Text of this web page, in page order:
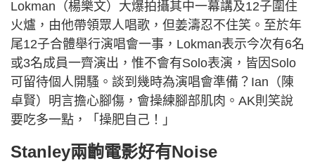
Lokman（楊樂文）大爆拍攝其中一幕講及12子圍住
火爐，由他帶領眾人唱歌，但姜濤忍不住笑。至於年
尾12子合體舉行演唱會一事，Lokman表示今次有6名
或3名成員一齊演出，惟不會有Solo表演，皆因Solo
可留待個人開騷。談到幾時為演唱會準備？Ian（陳
卓賢）明言擔心腳傷，會操練腳部肌肉。AK則笑說
要吃多一點，「操肥自己！」
Stanley兩齣電影好有Noise